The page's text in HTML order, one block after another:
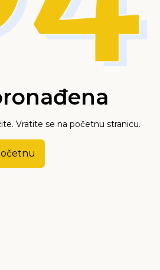
Vratite se na početnu stranicu.